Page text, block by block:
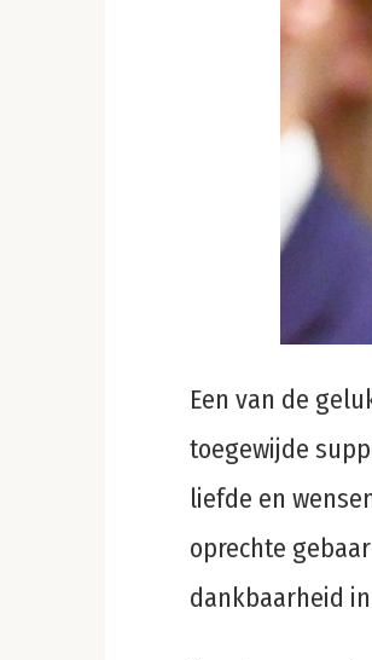
Een van de
toegewijde
liefde en
oprechte
dankbaarheid